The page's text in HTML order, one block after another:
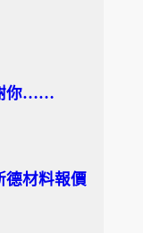
你……
德材料報價